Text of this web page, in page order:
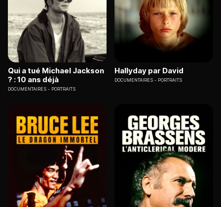
Qui a tué Michael Jackson
? : 10 ans déjà
DOCUMENTAIRES PORTRAITS
Hallyday par David
DOCUMENTAIRES PORTRAITS